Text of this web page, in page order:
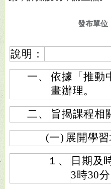
發布單位
說明：
一、
依據「推動
畫辦理。
二、
旨揭課程相
(一) 展開學
１、
日期及
3時30